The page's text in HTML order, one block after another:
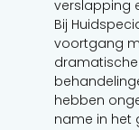
verslapping
Bij
voortgang
dramatische
hebben
name in het